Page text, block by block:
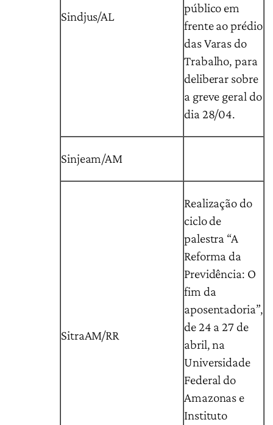
Sindjus/AL
público em
frente ao prédio
das Varas do
Trabalho, para
deliberar sobre
a greve geral do
dia 28/04.
Sinjeam/AM
SitraAM/RR
Realização do
ciclo de
palestra “A
Reforma da
Previdência: O
fim da
aposentadoria”,
de 24 a 27 de
abril, na
Universidade
Federal do
Amazonas e
Instituto